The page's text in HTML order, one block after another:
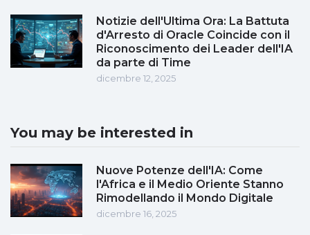
Notizie dell'Ultima Ora: La Battuta
d'Arresto di Oracle Coincide con il
Riconoscimento dei Leader dell'IA
da parte di Time
dicembre 12, 2025
You may be interested in
Nuove Potenze dell'IA: Come
l'Africa e il Medio Oriente Stanno
Rimodellando il Mondo Digitale
dicembre 16, 2025